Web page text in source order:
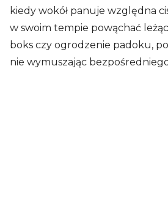
kiedy wokół panuje względna
w swoim tempie powąchać
boks czy ogrodzenie padoku,
nie wymuszając